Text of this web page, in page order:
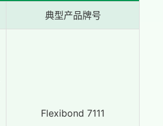
典型产品牌号
Flexibond 7111